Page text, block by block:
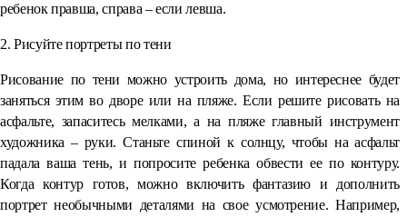
ребенок правша, справа – если левша.
2. Рисуйте портреты по тени
Рисование по тени можно устроить дома, но интереснее будет
заняться этим во дворе или на пляже. Если решите рисовать на
асфальте, запаситесь мелками, а на пляже главный инструмент
художника – руки. Станьте спиной к солнцу, чтобы на асфальт
падала ваша тень, и попросите ребенка обвести ее по контуру.
Когда контур готов, можно включить фантазию и дополнить
портрет необычными деталями на свое усмотрение. Например,